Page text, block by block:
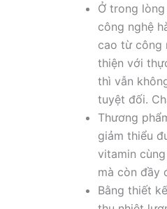
Ở trong
công nghệ
cao từ công
thiện với
thì vẫn
tuyệt đối.
Thương
giảm thiểu
vitamin
mà còn đầy
Bằng thiết